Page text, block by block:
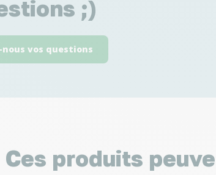
;)
nous vos questions
Ces produits